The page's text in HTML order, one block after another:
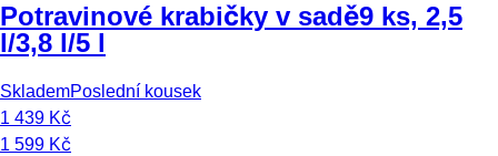
Potravinové krabičky v sadě9 ks, 2,5
l/3,8 l/5 l
SklademPoslední kousek
1 439 Kč
1 599 Kč